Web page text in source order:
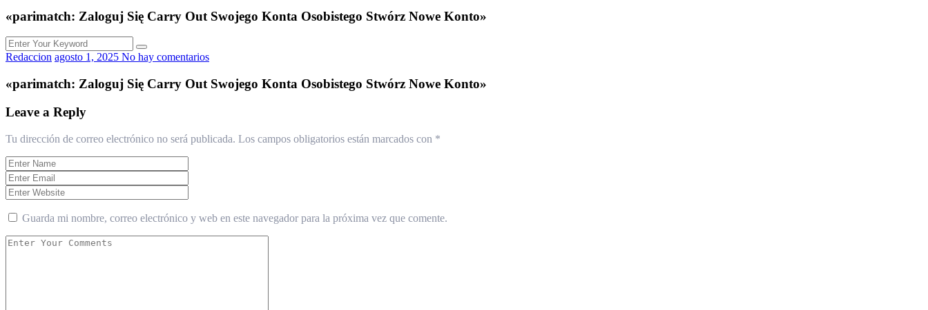
«parimatch: Zaloguj Się Carry Out Swojego Konta Osobistego Stwórz Nowe Konto»
Redaccion agosto 1, 2025 No hay comentarios
«parimatch: Zaloguj Się Carry Out Swojego Konta Osobistego Stwórz Nowe Konto»
Leave a Reply
Tu dirección de correo electrónico no será publicada. Los campos obligatorios están marcados con *
Guarda mi nombre, correo electrónico y web en este navegador para la próxima vez que comente.